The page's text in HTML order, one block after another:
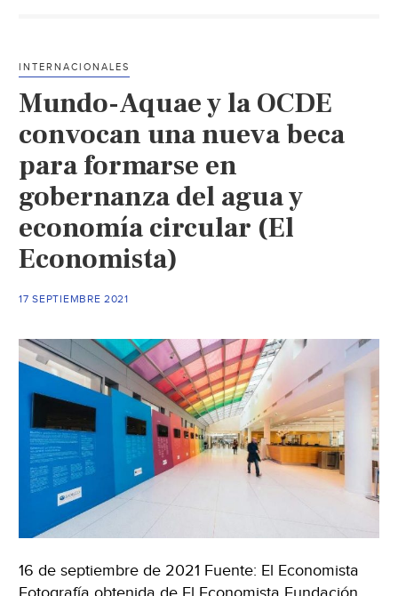
del
agua:
promesas
y
desafíos
(gobierno)
INTERNACIONALES
Mundo-Aquae y la OCDE
convocan una nueva beca
para formarse en
gobernanza del agua y
economía circular (El
Economista)
17 SEPTIEMBRE 2021
16 de septiembre de 2021 Fuente: El Economista